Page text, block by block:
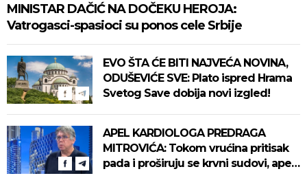
MINISTAR DAČIĆ NA DOČEKU HEROJA:
Vatrogasci-spasioci su ponos cele Srbije
EVO ŠTA ĆE BITI NAJVEĆA NOVINA,
ODUŠEVIĆE SVE: Plato ispred Hrama
Svetog Save dobija novi izgled!
APEL KARDIOLOGA PREDRAGA
MITROVIĆA: Tokom vrućina pritisak
pada i proširuju se krvni sudovi, apel